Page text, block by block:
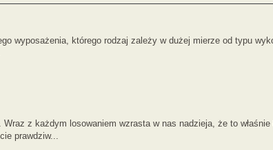
wyposażenia, którego rodzaj zależy w dużej mierze od typu
z każdym losowaniem wzrasta w nas nadzieja, że to
prawdziw...